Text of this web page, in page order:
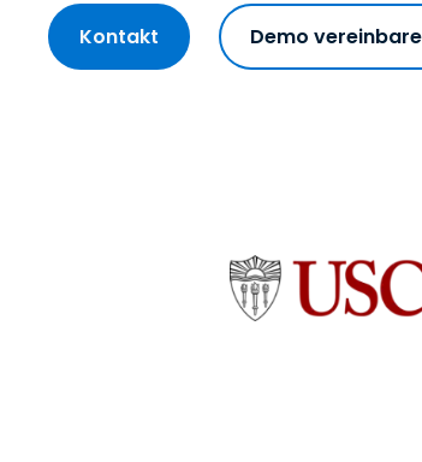
Kontakt Demo